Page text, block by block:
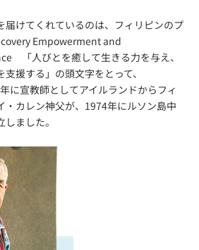
届けてくれているのは、フィリピンのプ
Empowerment and
「人びとを癒して生きる力を与え、
援する」の頭文字をとって、
に宣教師としてアイルランドからフィ
・カレン神父が、1974年にルソン島中
ました。